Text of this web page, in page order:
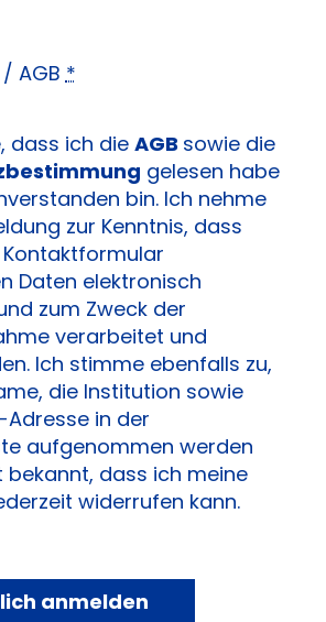
/ AGB*
dass ich die AGB sowie die
gelesen habe
bin. Ich nehme
zur Kenntnis, dass
Daten elektronisch
zum Zweck der
verarbeitet und
Ich stimme ebenfalls zu,
die Institution sowie
Adresse in der
aufgenommen werden
bekannt, dass ich meine
widerrufen kann.
anmelden